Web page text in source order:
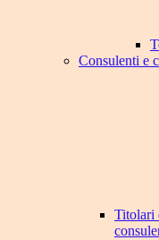
Consulenti e
Titolari